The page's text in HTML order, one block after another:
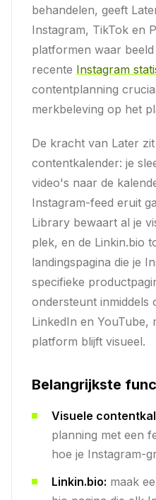
behandelen, geeft
Instagram, TikTok en
platformen waar beeld
recente Instagram
contentplanning
merkbeleving op het
De kracht van Later
contentkalender: je
video's naar de
Instagram-feed eruit
Library bewaart al je
plek, en de Linkin.bio
landingspagina die je
specifieke
ondersteunt inmiddels
LinkedIn en
platform blijft visueel.
Belangrijkste
Visuele
planning met een
hoe je Instagram-
Linkin.bio: maak